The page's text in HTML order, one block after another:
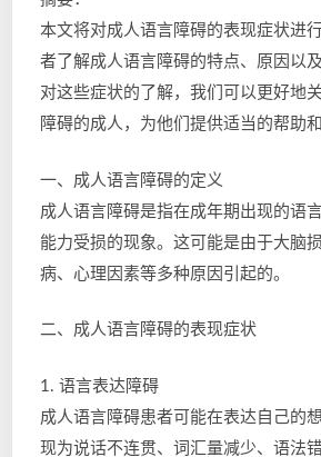
本文将对成人语言障碍的表现症状进
者了解成人语言障碍的特点、原因以
对这些症状的了解，我们可以更好地
障碍的成人，为他们提供适当的帮助和
一、成人语言障碍的定义
成人语言障碍是指在成年期出现的语
能力受损的现象。这可能是由于大脑
病、心理因素等多种原因引起的。
二、成人语言障碍的表现症状
1. 语言表达障碍
成人语言障碍患者可能在表达自己的
现为说话不连贯、词汇量减少、语法